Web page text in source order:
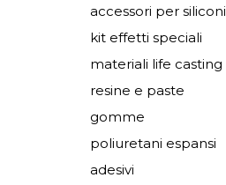
accessori per siliconi
kit effetti speciali
materiali life casting
resine e paste
gomme
poliuretani espansi
adesivi